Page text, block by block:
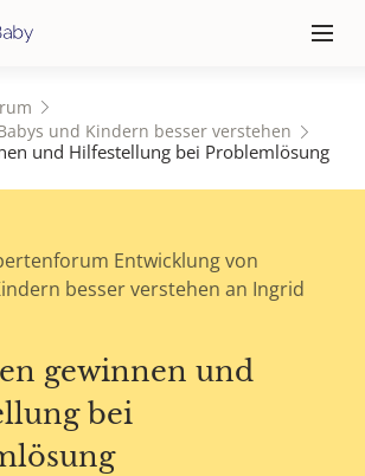
≡
und Kindern besser verstehen
und Hilfestellung bei Problemlösung
Entwicklung von
besser verstehen an Ingrid
gewinnen und
bei